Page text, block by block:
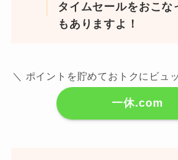
タイムセールをおこな
もありますよ！
＼ ポイントを貯めておトクにビュ
一休.com